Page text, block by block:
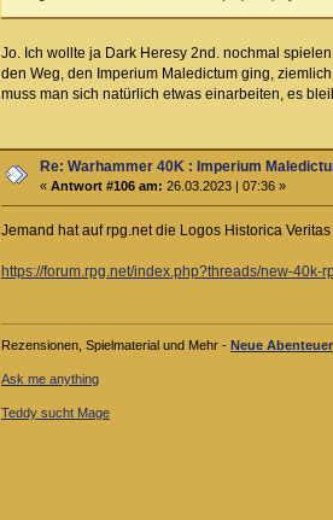
Jo. Ich wollte ja Dark Heresy 2nd. nochmal
den Weg, den Imperium Maledictum ging,
muss man sich natürlich etwas einarbeiten, es
Re: Warhammer 40K : Imperium
«Antwort #106 am: 26.03.2023 | 07:36 »
Jemand hat auf rpg.net die Logos Historica
https://forum.rpg.net/index.php?threads/new-
Rezensionen, Spielmaterial und Mehr - Neue Abenteuer
Ask me anything
Teddy sucht Mage